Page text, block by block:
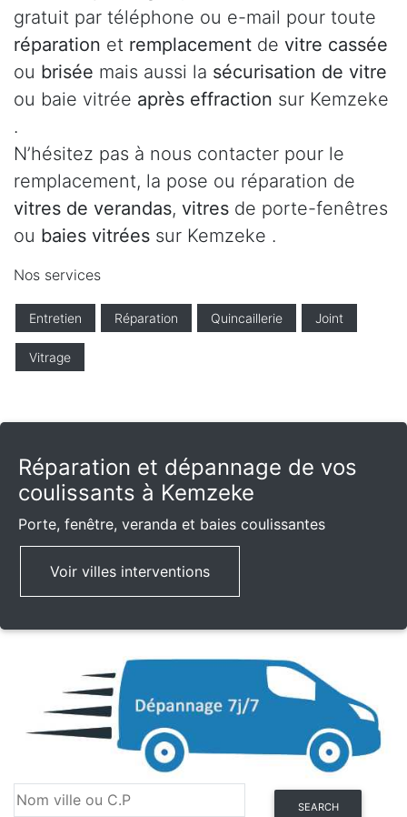
gratuit par téléphone ou e-mail pour toute
réparation et remplacement de vitre cassée
ou brisée mais aussi la sécurisation de vitre
ou baie vitrée après effraction sur Kemzeke
.
N’hésitez pas à nous contacter pour le
remplacement, la pose ou réparation de
vitres de verandas, vitres de porte-fenêtres
ou baies vitrées sur Kemzeke .
Nos services
Entretien Réparation Quincaillerie Joint
Vitrage
Réparation et dépannage de vos
coulissants à Kemzeke
Porte, fenêtre, veranda et baies coulissantes
Voir villes interventions
SEARCH